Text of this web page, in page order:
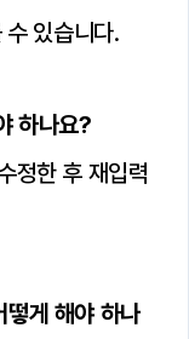
있습니다.
하나요?
정한 후 재입력
게 해야 하나